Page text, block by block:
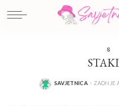
S
POSTED
SAVJETNICA ZADNJE